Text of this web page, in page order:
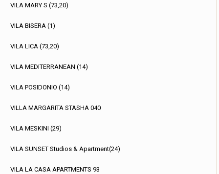
VILA MARY S (73,20)
VILA BISERA (1)
VILA LICA (73,20)
VILA MEDITERRANEAN (14)
VILA POSIDONIO (14)
VILLA MARGARITA STASHA 040
VILA MESKINI (29)
VILA SUNSET Studios & Apartment(24)
VILA LA CASA APARTMENTS 93